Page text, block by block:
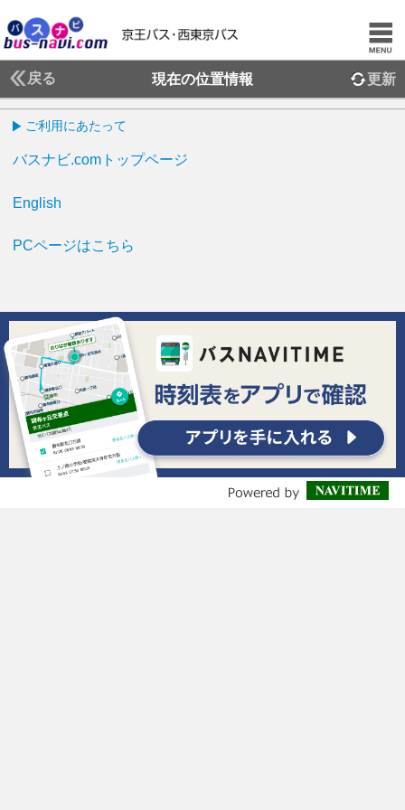
戻る 現在の位置情報 更新
ご利用にあたって
バスナビ.comトップページ
English
PCページはこちら